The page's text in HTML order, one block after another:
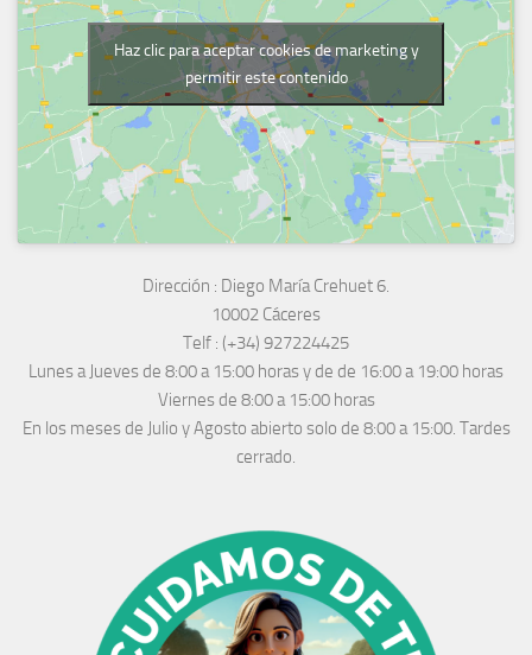
Haz clic para aceptar cookies de marketing y
permitir este contenido
Dirección : Diego María Crehuet 6.
10002 Cáceres
Telf : (+34) 927224425
Lunes a Jueves de 8:00 a 15:00 horas y de de 16:00 a 19:00 horas
Viernes de 8:00 a 15:00 horas
En los meses de Julio y Agosto abierto solo de 8:00 a 15:00. Tardes
cerrado.